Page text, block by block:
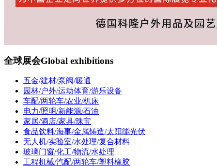
全球展会Global exhibitions
五金/建材/泵阀/暖通
园林/户外/运动体育/游乐设备
车配/两轮车/农业/机床
电力/照明/新能源/石油
家居/酒店/家具/珠宝
食品饮料/海事/金属铸造/太阳能光伏
无人机/实验室/水处理/复合材料
玻璃门窗/化工/物流/水处理
工程机械/汽配/两轮车/塑料橡胶